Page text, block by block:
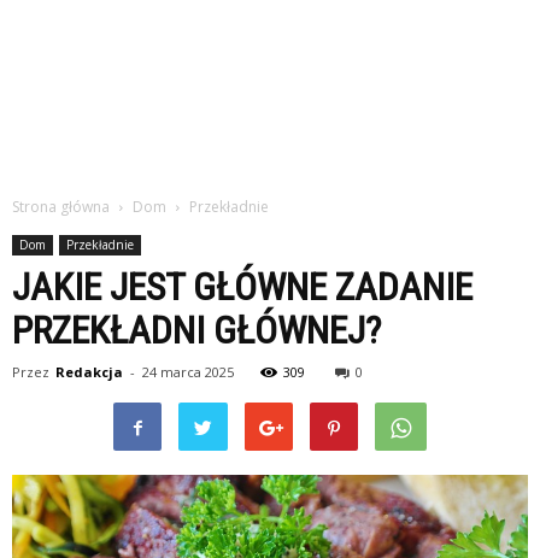
Strona główna Dom Przekładnie
Dom Przekładnie
JAKIE JEST GŁÓWNE ZADANIE
PRZEKŁADNI GŁÓWNEJ?
Przez Redakcja - 24 marca 2025 309 0